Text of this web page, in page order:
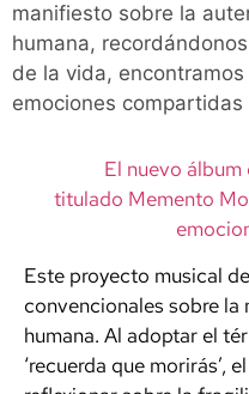
manifiesto sobre la
humana,
de la vida,
emociones compartidas
El nuevo
titulado Memento
Este proyecto musical
convencionales sobre la
humana. Al adoptar el
‘recuerda que morirás’,